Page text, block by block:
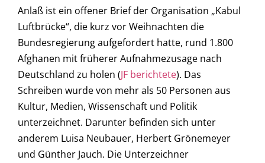
Anlaß ist ein offener Brief der Organisation „Kabul
Luftbrücke“, die kurz vor Weihnachten die
Bundesregierung aufgefordert hatte, rund 1.800
Afghanen mit früherer Aufnahmezusage nach
Deutschland zu holen (JF berichtete). Das
Schreiben wurde von mehr als 50 Personen aus
Kultur, Medien, Wissenschaft und Politik
unterzeichnet. Darunter befinden sich unter
anderem Luisa Neubauer, Herbert Grönemeyer
und Günther Jauch. Die Unterzeichner